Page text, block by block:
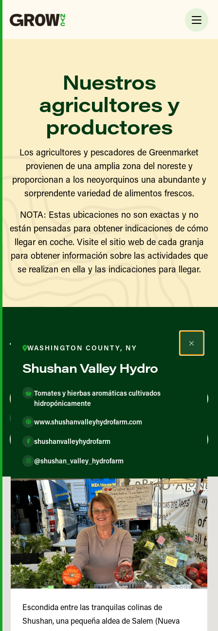
Nuestros
agricultores y
productores
Los agricultores y pescadores de Greenmarket
provienen de una amplia zona del noreste y
proporcionan a los neoyorquinos una abundante y
sorprendente variedad de alimentos frescos.
NOTA: Estas ubicaciones no son exactas y no
están pensadas para obtener indicaciones de cómo
llegar en coche. Visite el sitio web de cada granja
para obtener información sobre las actividades que
se realizan en ella y las indicaciones para llegar.
Todos los agricultores y
productores
Map View List View
WASHINGTON COUNTY, NY
Shushan Valley Hydro
Tomates y hierbas aromáticas cultivados
hidropónicamente
www.shushanvalleyhydrofarm.com
shushanvalleyhydrofarm
@shushan_valley_hydrofarm
Escondida entre las tranquilas colinas de
Shushan, una pequeña aldea de Salem (Nueva